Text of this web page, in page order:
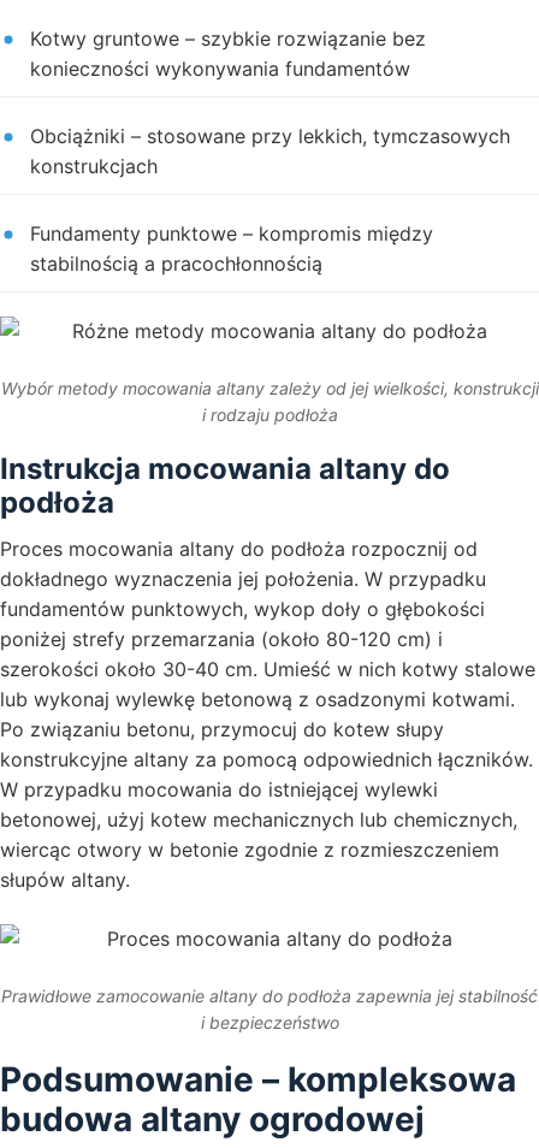
Kotwy gruntowe – szybkie rozwiązanie bez
konieczności wykonywania fundamentów
Obciążniki – stosowane przy lekkich, tymczasowych
konstrukcjach
Fundamenty punktowe – kompromis między
stabilnością a pracochłonnością
Wybór metody mocowania altany zależy od jej wielkości, konstrukcji
i rodzaju podłoża
Instrukcja mocowania altany do
podłoża
Proces mocowania altany do podłoża rozpocznij od
dokładnego wyznaczenia jej położenia. W przypadku
fundamentów punktowych, wykop doły o głębokości
poniżej strefy przemarzania (około 80-120 cm) i
szerokości około 30-40 cm. Umieść w nich kotwy stalowe
lub wykonaj wylewkę betonową z osadzonymi kotwami.
Po związaniu betonu, przymocuj do kotew słupy
konstrukcyjne altany za pomocą odpowiednich łączników.
W przypadku mocowania do istniejącej wylewki
betonowej, użyj kotew mechanicznych lub chemicznych,
wiercąc otwory w betonie zgodnie z rozmieszczeniem
słupów altany.
Prawidłowe zamocowanie altany do podłoża zapewnia jej stabilność
i bezpieczeństwo
Podsumowanie – kompleksowa
budowa altany ogrodowej